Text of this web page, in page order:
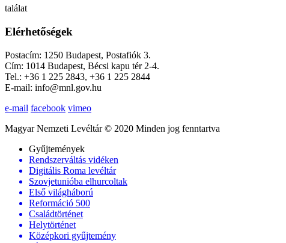
találat
Elérhetőségek
Postacím: 1250 Budapest, Postafiók 3.
Cím: 1014 Budapest, Bécsi kapu tér 2-4.
Tel.: +36 1 225 2843, +36 1 225 2844
E-mail: info@mnl.gov.hu
e-mail facebook vimeo
Magyar Nemzeti Levéltár © 2020 Minden jog fenntartva
Gyűjtemények
Rendszerváltás vidéken
Digitális Roma levéltár
Szovjetunióba elhurcoltak
Első világháború
Reformáció 500
Családtörténet
Helytörténet
Középkori gyűjtemény